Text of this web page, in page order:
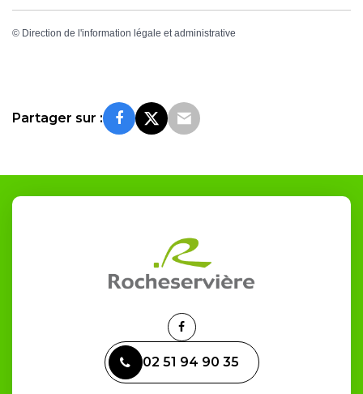
© Direction de l'information légale et administrative
Partager sur :
Lien
le
compte
02 51 94 90 35